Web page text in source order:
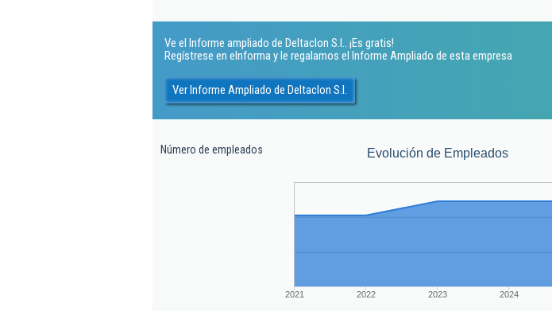
Ve el Informe ampliado de Deltaclon S.l.. ¡Es gratis!
Regístrese en eInforma y le regalamos el Informe Ampliado de esta empresa
Ver Informe Ampliado de Deltaclon S.l.
Número de empleados Evolución de Empleados
2021 2022 2023 2024